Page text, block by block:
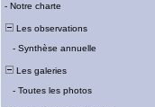
- Notre charte
Les observations
- Synthèse annuelle
Les galeries
- Toutes les photos